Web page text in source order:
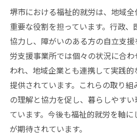
福祉的就労がもたらす地
堺市に根付く福祉的就労
総合病院と地域連携が暮
地域連携を通じた堺市の自立
福祉的就労と地域連携の
堺市の地域連携室が担う
自立を目指す人への福祉
医療機関と連携した自立支
堺市における福祉的就労は、地域
重要な役割を担っています。行政
協力し、障がいのある方の自立支
労支援事業所では個々の状況に合
われ、地域企業とも連携して実践
提供されています。これらの取り
の理解と協力を促し、暮らしやす
ています。今後も福祉的就労を軸
が期待されています。